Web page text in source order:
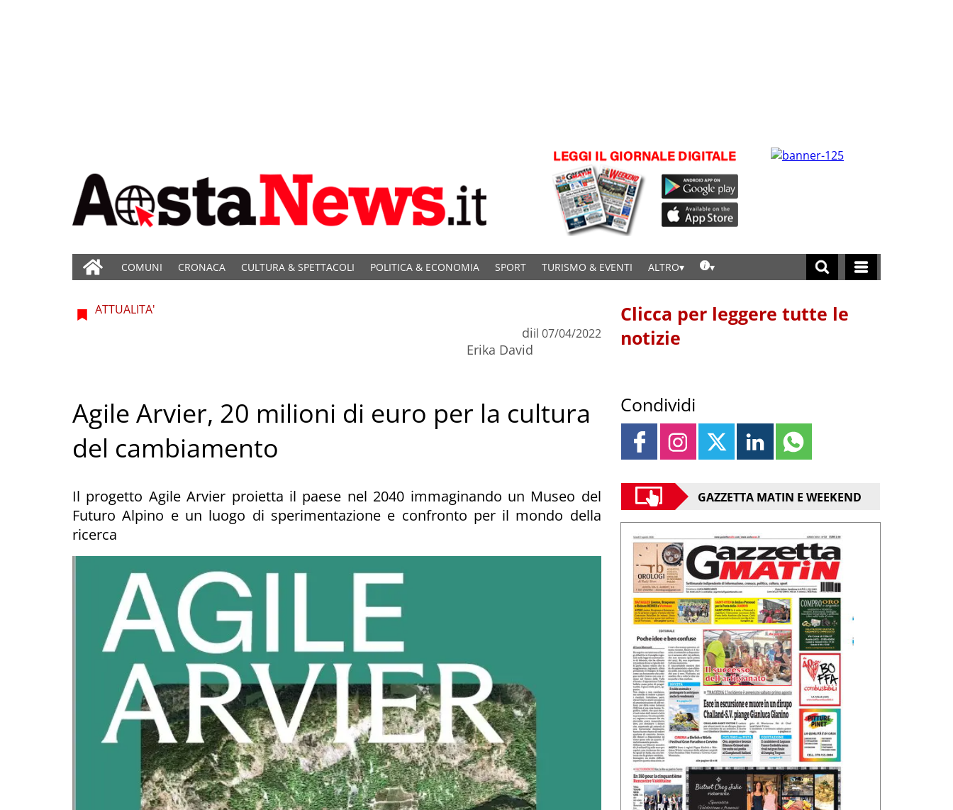
COMUNI CRONACA CULTURA & SPETTACOLI POLITICA & ECONOMIA SPORT TURISMO & EVENTI ALTRO
ATTUALITA'
di
Erika David
il 07/04/2022
Agile Arvier, 20 milioni di euro per la cultura
del cambiamento
Il progetto Agile Arvier proietta il paese nel 2040 immaginando un Museo del
Futuro Alpino e un luogo di sperimentazione e confronto per il mondo della
ricerca
Clicca per leggere tutte le
notizie
Condividi
GAZZETTA MATIN E WEEKEND